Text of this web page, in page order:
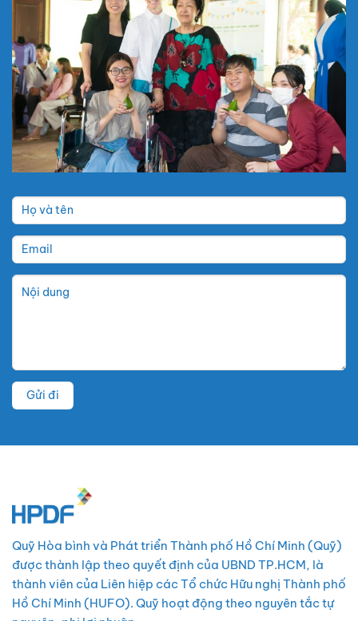
Quỹ Hòa bình và Phát triển Thành phố Hồ Chí Minh (Quỹ)
được thành lập theo quyết định của UBND TP.HCM, là
thành viên của Liên hiệp các Tổ chức Hữu nghị Thành phố
Hồ Chí Minh (HUFO). Quỹ hoạt động theo nguyên tắc tự